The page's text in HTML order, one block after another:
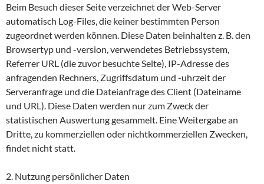
Beim Besuch dieser Seite verzeichnet der Web-Server
automatisch Log-Files, die keiner bestimmten Person
zugeordnet werden können. Diese Daten beinhalten z. B. den
Browsertyp und -version, verwendetes Betriebssystem,
Referrer URL (die zuvor besuchte Seite), IP-Adresse des
anfragenden Rechners, Zugriffsdatum und -uhrzeit der
Serveranfrage und die Dateianfrage des Client (Dateiname
und URL). Diese Daten werden nur zum Zweck der
statistischen Auswertung gesammelt. Eine Weitergabe an
Dritte, zu kommerziellen oder nichtkommerziellen Zwecken,
findet nicht statt.
2. Nutzung persönlicher Daten